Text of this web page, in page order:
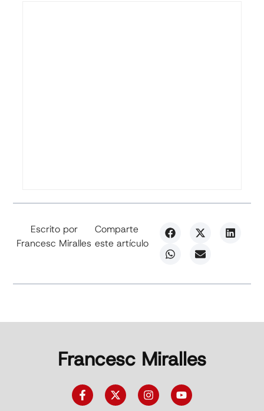
Escrito por
Francesc Miralles
Comparte
este artículo
Francesc Miralles